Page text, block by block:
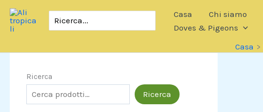
Vai
contenuto
per:
Casa Chi siamo
Doves & Pigeons
Casa
Ricerca
Ricerca